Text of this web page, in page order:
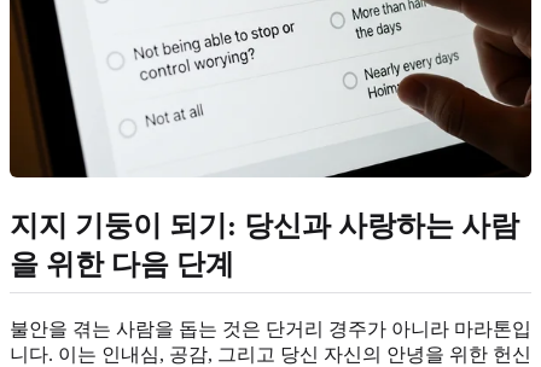
지지 기둥이 되기: 당신과 사랑하는 사람
을 위한 다음 단계
불안을 겪는 사람을 돕는 것은 단거리 경주가 아니라 마라톤입
니다. 이는 인내심, 공감, 그리고 당신 자신의 안녕을 위한 헌신